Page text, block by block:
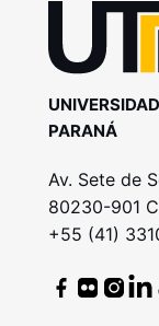
PARANÁ
Av. Sete de
80230-901
+55 (41)